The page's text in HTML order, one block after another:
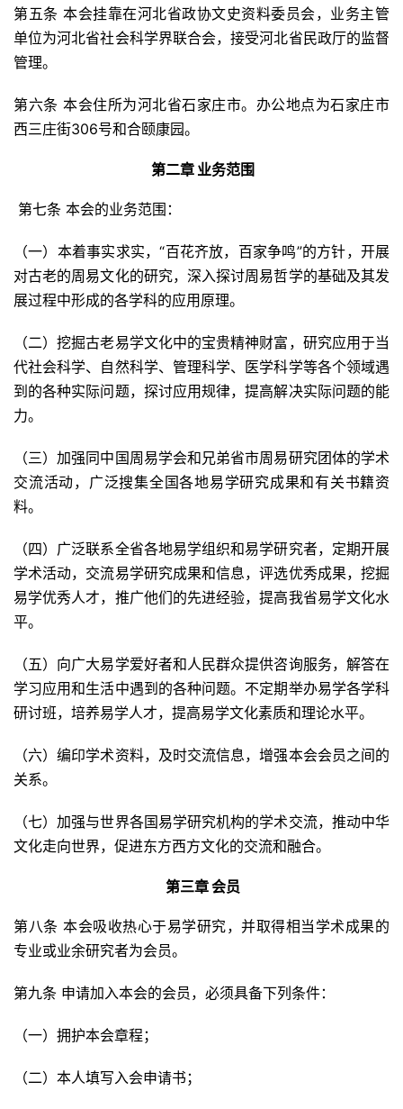
第五条 本会挂靠在河北省政协文史资料委员会，业务主管
单位为河北省社会科学界联合会，接受河北省民政厅的监督
管理。
第六条 本会住所为河北省石家庄市。办公地点为石家庄市
西三庄街306号和合颐康园。
第二章 业务范围
第七条 本会的业务范围：
（一）本着事实求实，“百花齐放，百家争鸣”的方针，开展
对古老的周易文化的研究，深入探讨周易哲学的基础及其发
展过程中形成的各学科的应用原理。
（二）挖掘古老易学文化中的宝贵精神财富，研究应用于当
代社会科学、自然科学、管理科学、医学科学等各个领域遇
到的各种实际问题，探讨应用规律，提高解决实际问题的能
力。
（三）加强同中国周易学会和兄弟省市周易研究团体的学术
交流活动，广泛搜集全国各地易学研究成果和有关书籍资
料。
（四）广泛联系全省各地易学组织和易学研究者，定期开展
学术活动，交流易学研究成果和信息，评选优秀成果，挖掘
易学优秀人才，推广他们的先进经验，提高我省易学文化水
平。
（五）向广大易学爱好者和人民群众提供咨询服务，解答在
学习应用和生活中遇到的各种问题。不定期举办易学各学科
研讨班，培养易学人才，提高易学文化素质和理论水平。
（六）编印学术资料，及时交流信息，增强本会会员之间的
关系。
（七）加强与世界各国易学研究机构的学术交流，推动中华
文化走向世界，促进东方西方文化的交流和融合。
第三章 会员
第八条 本会吸收热心于易学研究，并取得相当学术成果的
专业或业余研究者为会员。
第九条 申请加入本会的会员，必须具备下列条件：
（一）拥护本会章程；
（二）本人填写入会申请书；